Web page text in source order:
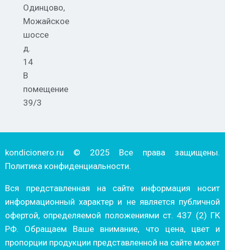
Одинцово,
Можайское
шоссе
д.
14
В
помещение
39/3
kondicionero.ru © 2025 Все права защищены.
Политика конфиденциальности.
Вся представленная на сайте информация носит
информационный характер и не является публичной
офертой, определяемой положениями ст. 437 (2) ГК
РФ. Обращаем Ваше внимание, что цена, цвет и
пропорции продукции представленной на сайте может